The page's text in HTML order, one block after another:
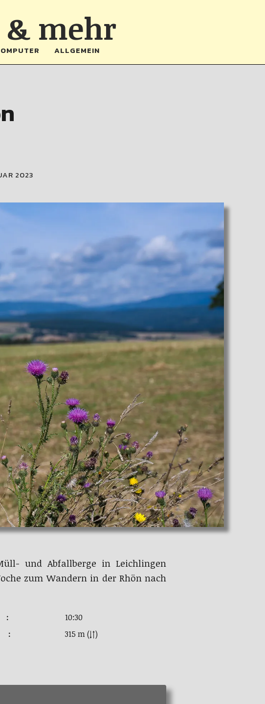
& mehr
ALLGEMEIN
2023
und Abfallberge in Leichlingen
zum Wandern in der Rhön nach
:
10:30
:
315 m (↓↑)